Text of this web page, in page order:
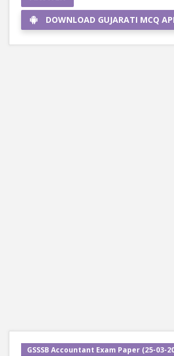
DOWNLOAD GUJARATI MCQ
GSSSB Accountant Exam Paper (25-03-